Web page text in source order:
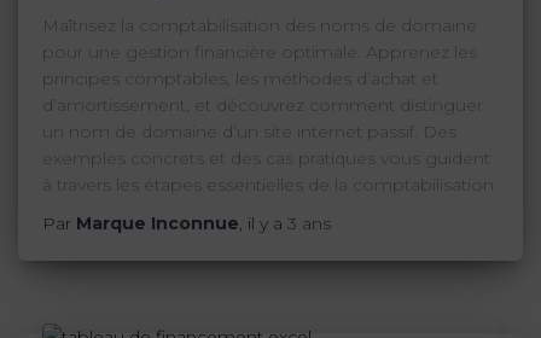
Maîtrisez la comptabilisation des noms de domaine
pour une gestion financière optimale. Apprenez les
principes comptables, les méthodes d’achat et
d’amortissement, et découvrez comment distinguer
un nom de domaine d’un site internet passif. Des
exemples concrets et des cas pratiques vous guident
à travers les étapes essentielles de la comptabilisation.
Par Marque Inconnue, il y a 3 ans